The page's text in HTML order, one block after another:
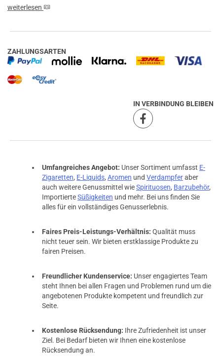
weiterlesen
ZAHLUNGSARTEN
IN VERBINDUNG BLEIBEN
Umfangreiches Angebot: Unser Sortiment umfasst E-
Zigaretten, E-Liquids, Aromen und Verdampferaber
auch weitere Genussmittel wieSpirituosen, Barzubehör,
ImportierteSüßigkeiten und mehr. Bei uns finden Sie
alles für ein vollständiges Genusserlebnis.
Faires Preis-Leistungs-Verhältnis: Qualität muss
nicht teuer sein. Wir bieten erstklassige Produkte zu
fairen Preisen.
Freundlicher Kundenservice: Unser engagiertes Team
steht Ihnen bei allen Fragen und Problemen rund um die
angebotenen Produkte kompetent und freundlich zur
Seite.
Kostenlose Rücksendung: Ihre Zufriedenheit ist unser
Ziel. Bei Bedarf bieten wir Ihnen eine kostenlose
Rücksendung an.